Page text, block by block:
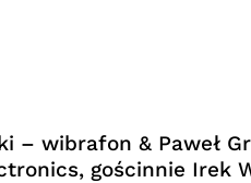
– wibrafon & Paweł
gościnnie Irek